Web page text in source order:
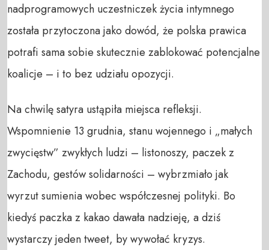
nadprogramowych uczestniczek życia intymnego
została przytoczona jako dowód, że polska prawica
potrafi sama sobie skutecznie zablokować potencjalne
koalicje – i to bez udziału opozycji.
Na chwilę satyra ustąpiła miejsca refleksji.
Wspomnienie 13 grudnia, stanu wojennego i „małych
zwycięstw” zwykłych ludzi – listonoszy, paczek z
Zachodu, gestów solidarności – wybrzmiało jak
wyrzut sumienia wobec współczesnej polityki. Bo
kiedyś paczka z kakao dawała nadzieję, a dziś
wystarczy jeden tweet, by wywołać kryzys.